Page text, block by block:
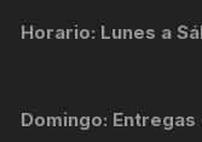
Horario: Lunes a
Domingo: